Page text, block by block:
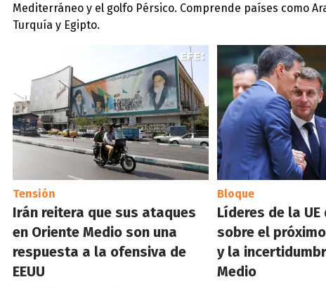
Mediterráneo y el golfo Pérsico. Comprende países como
Turquía y Egipto.
Tensión
Irán reitera que sus ataques
en Oriente Medio son una
respuesta a la ofensiva de
EEUU
Bloque
Líderes de la
sobre el
y la
Medio